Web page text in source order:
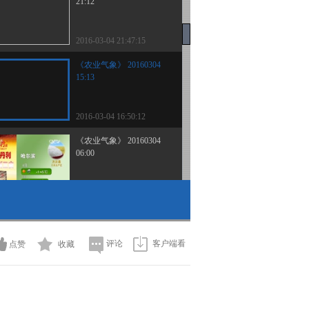
2016-03-04 21:47:15
《农业气象》 20160304
15:13
2016-03-04 16:50:12
《农业气象》 20160304
06:00
2016-03-03 21:39:16
点赞 收藏 评论 客户端看